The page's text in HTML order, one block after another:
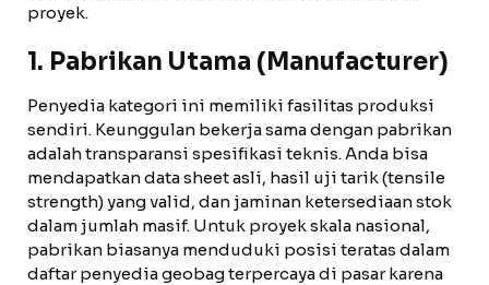
proyek.
1. Pabrikan Utama (Manufacturer)
Penyedia kategori ini memiliki fasilitas produksi
sendiri. Keunggulan bekerja sama dengan pabrikan
adalah transparansi spesifikasi teknis. Anda bisa
mendapatkan data sheet asli, hasil uji tarik (tensile
strength) yang valid, dan jaminan ketersediaan stok
dalam jumlah masif. Untuk proyek skala nasional,
pabrikan biasanya menduduki posisi teratas dalam
daftar penyedia geobag terpercaya di pasar karena